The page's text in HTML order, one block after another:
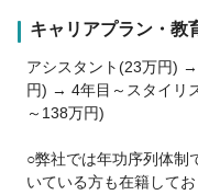
キャリアプラン・教
アシスタント(23万円)
円) → 4年目～スタイリ
～138万円)
○弊社では年功序列体制
いている方も在籍してお